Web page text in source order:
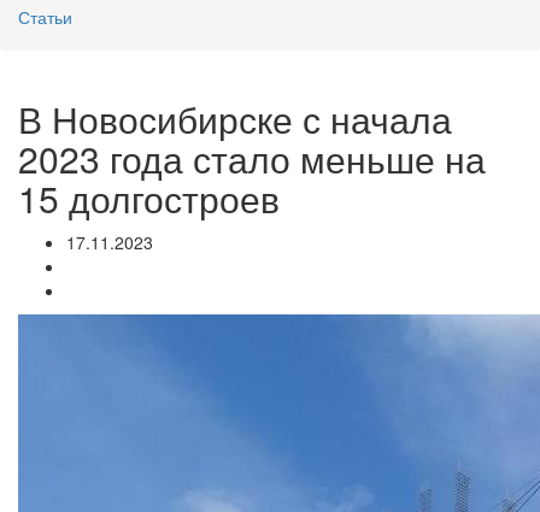
Статьи
В Новосибирске с начала
2023 года стало меньше на
15 долгостроев
17.11.2023